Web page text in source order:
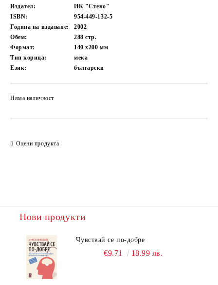
Издател:
ИК "Стено"
ISBN:
954-449-132-5
Година на издаване:
2002
Обем:
288стр.
Формат:
140 x200мм
Тип корица:
мека
Език:
български
Няма наличност
Оцени продукта
Нови продукти
Чувствай се по-добре
€9.71 18.99 лв.